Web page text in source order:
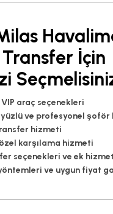
İçin
araç seçenekleri
ve profesyonel şoför
hizmeti
karşılama hizmeti
seçenekleri ve ek
ve uygun fiyat